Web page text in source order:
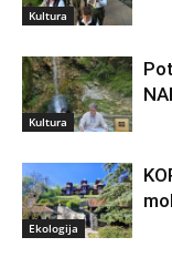
Kultura
Kultura
Ekologija